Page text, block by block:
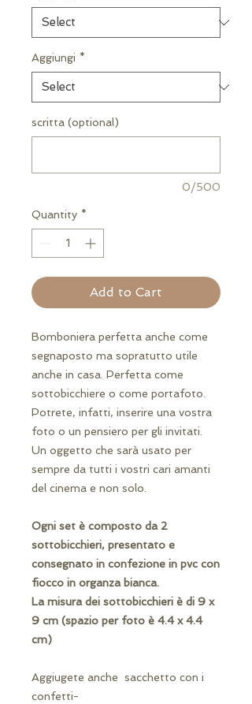
Aggiungi *
scritta (optional)
0/500
Quantity *
Add to Cart
Bomboniera perfetta anche come
segnaposto ma sopratutto utile
anche in casa. Perfetta come
sottobicchiere o come portafoto.
Potrete, infatti, inserire una vostra
foto o un pensiero per gli invitati.
Un oggetto che sarà usato per
sempre da tutti i vostri cari amanti
del cinema e non solo.
Ogni set è composto da 2
sottobicchieri, presentato e
consegnato in confezione in pvc con
fiocco in organza bianca.
La misura dei sottobicchieri è di 9 x
9 cm (spazio per foto è 4.4 x 4.4
cm)
Aggiugete anche sacchetto con i
confetti-